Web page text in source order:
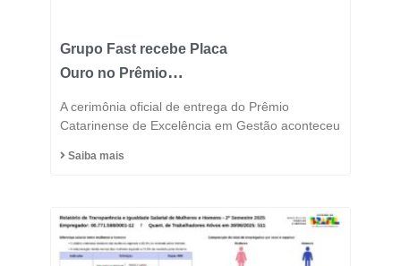
Grupo Fast recebe Placa
Ouro no Prêmio
Excelência 2025 e
A cerimônia oficial de entrega do Prêmio
Catarinense de Excelência em Gestão aconteceu
Saiba mais